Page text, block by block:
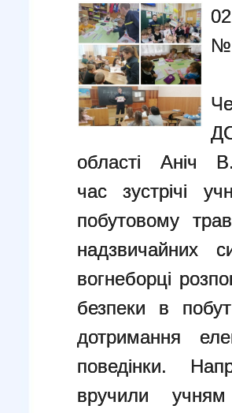
№
області
час зустрічі
побутовому
надзвичайних
вогнеборці
безпеки в
дотримання
поведінки.
вручили